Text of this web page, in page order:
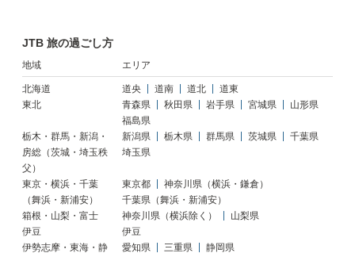
JTB 旅の過ごし方
地域 エリア
北海道 道央 道南 道北
道東
東北
青森県 秋田県 岩手県 宮城県
山形県
福島県
栃木・群馬・新潟・
房総（茨城・埼玉秩
父）
新潟県 栃木県 群馬県 茨城県
千葉県
埼玉県
東京・横浜・千葉
（舞浜・新浦安）
東京都
神奈川県（横浜・鎌倉）
千葉県（舞浜・新浦安）
箱根・山梨・富士
神奈川県（横浜除く）
山梨県
伊豆
伊豆
伊勢志摩・東海・静
愛知県 三重県 静岡県